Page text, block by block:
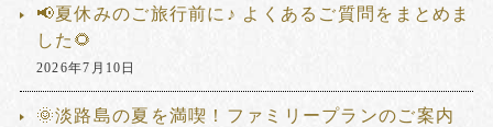
📢夏休みのご旅行前に♪ よくあるご質問をまとめま
した🌻
2026年7月10日
🌞淡路島の夏を満喫！ファミリープランのご案内